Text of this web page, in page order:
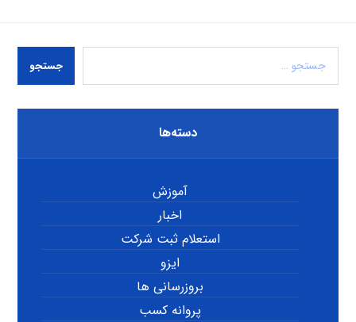
جستجو
دسته‌ها
آموزش
اخبار
استعلام ثبت شرکت
ایزو
بروزرسانی ها
پروانه کسب